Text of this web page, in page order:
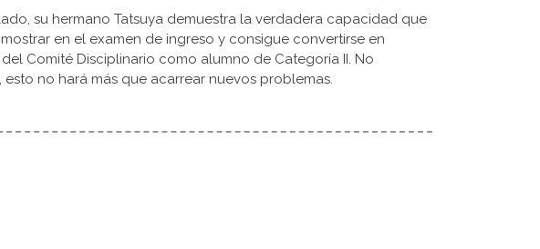
su hermano Tatsuya demuestra la verdadera capacidad que
en el examen de ingreso y consigue convertirse en
Comité Disciplinario como alumno de Categoría II. No
esto no hará más que acarrear nuevos problemas.